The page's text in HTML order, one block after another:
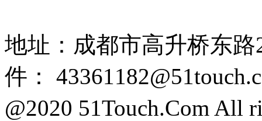
地址：成都市高升桥东
件：
@2020 51Touch.Com All